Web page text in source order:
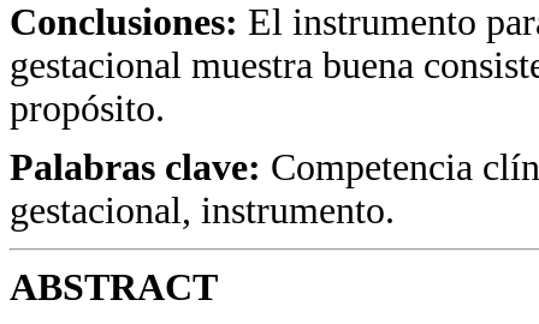
Conclusiones: El instrumento
gestacional muestra buena
propósito.
Palabras clave: Competencia
gestacional, instrumento.
ABSTRACT